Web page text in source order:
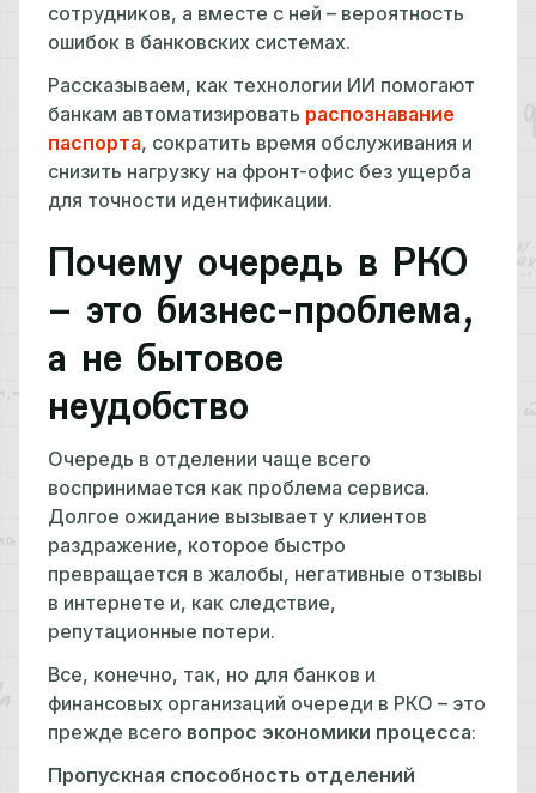
сотрудников, а вместе с ней – вероятность
ошибок в банковских системах.
Рассказываем, как технологии ИИ помогают
банкам автоматизировать распознавание
паспорта, сократить время обслуживания и
снизить нагрузку на фронт-офис без ущерба
для точности идентификации.
Почему очередь в РКО
– это бизнес-проблема,
а не бытовое
неудобство
Очередь в отделении чаще всего
воспринимается как проблема сервиса.
Долгое ожидание вызывает у клиентов
раздражение, которое быстро
превращается в жалобы, негативные отзывы
в интернете и, как следствие,
репутационные потери.
Все, конечно, так, но для банков и
финансовых организаций очереди в РКО – это
прежде всего вопрос экономики процесса:
Пропускная способность отделений